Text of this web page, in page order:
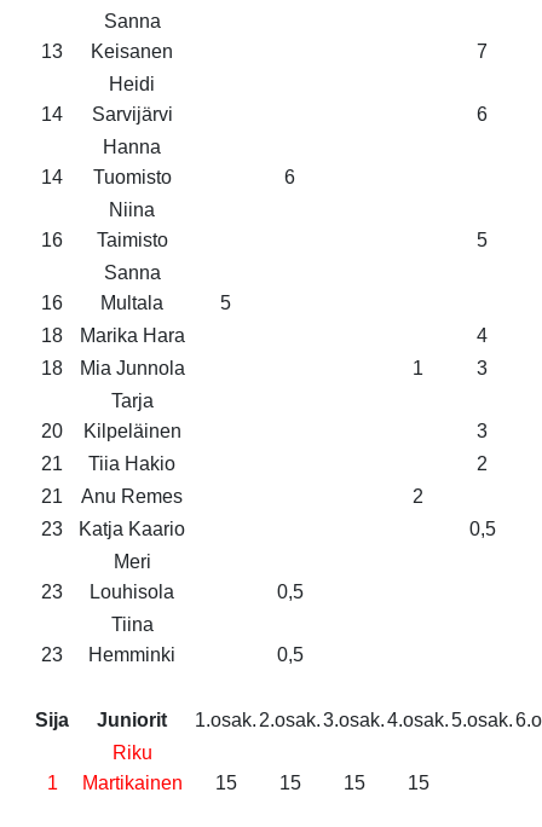
13
Sanna
Keisanen
7
14
Heidi
Sarvijärvi
6
14
Hanna
Tuomisto
6
16
Niina
Taimisto
5
16
Sanna
Multala
5
18
Marika Hara
4
18
Mia Junnola 1 3
20
Tarja
Kilpeläinen
3
21
Tiia Hakio
2
21
Anu Remes
2
23
Katja Kaario 0,5
23
Meri
Louhisola
0,5
23
Tiina
Hemminki
0,5
Sija Juniorit 1.osak. 2.osak.3.osak.4.osak.5.osak.
1
Riku
Martikainen
15 15 15 15